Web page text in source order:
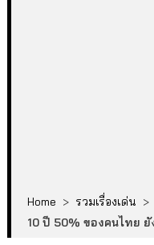
Home > รวมเรื่องเด่น >
10 ปี 50% ของคนไทย